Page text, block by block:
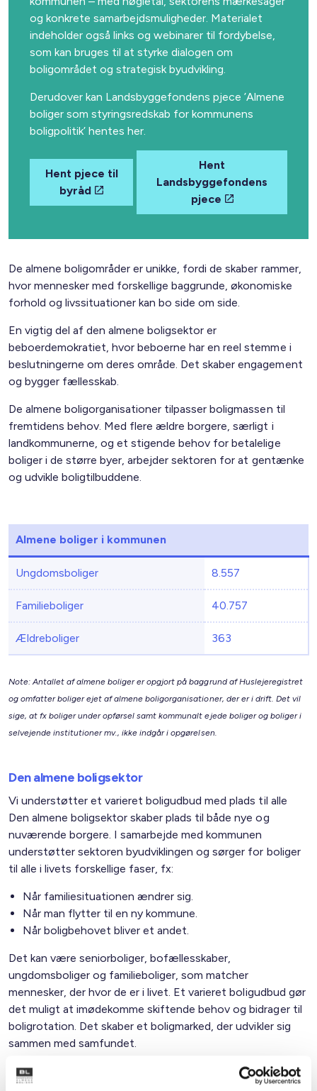
og konkrete samarbejdsmuligheder. Materialet
indeholder også links og webinarer til fordybelse,
som kan bruges til at styrke dialogen om
boligområdet og strategisk byudvikling.
Derudover kan Landsbyggefondens pjece ’Almene
boliger som styringsredskab for kommunens
boligpolitik’ hentes her.
Hent pjece til
byråd
Hent
Landsbyggefondens
pjece
De almene boligområder er unikke, fordi de skaber rammer,
hvor mennesker med forskellige baggrunde, økonomiske
forhold og livssituationer kan bo side om side.
En vigtig del af den almene boligsektor er
beboerdemokratiet, hvor beboerne har en reel stemme i
beslutningerne om deres område. Det skaber engagement
og bygger fællesskab.
De almene boligorganisationer tilpasser boligmassen til
fremtidens behov. Med flere ældre borgere, særligt i
landkommunerne, og et stigende behov for betalelige
boliger i de større byer, arbejder sektoren for at gentænke
og udvikle boligtilbuddene.
Almene boliger i kommunen
Ungdomsboliger 8.557
Familieboliger 40.757
Ældreboliger 363
Note: Antallet af almene boliger er opgjort på baggrund af Huslejeregistret
og omfatter boliger ejet af almene boligorganisationer, der er i drift. Det vil
sige, at fx boliger under opførsel samt kommunalt ejede boliger og boliger i
selvejende institutioner mv., ikke indgår i opgørelsen.
Den almene boligsektor
Vi understøtter et varieret boligudbud med plads til alle
Den almene boligsektor skaber plads til både nye og
nuværende borgere. I samarbejde med kommunen
understøtter sektoren byudviklingen og sørger for boliger
til alle i livets forskellige faser, fx:
Når familiesituationen ændrer sig.
Når man flytter til en ny kommune.
Når boligbehovet bliver et andet.
Det kan være seniorboliger, bofællesskaber,
ungdomsboliger og familieboliger, som matcher
mennesker, der hvor de er i livet. Et varieret boligudbud gør
det muligt at imødekomme skiftende behov og bidrager til
boligrotation. Det skaber et boligmarked, der udvikler sig
sammen med samfundet.
Familietyper i de almene boliger i kommunen